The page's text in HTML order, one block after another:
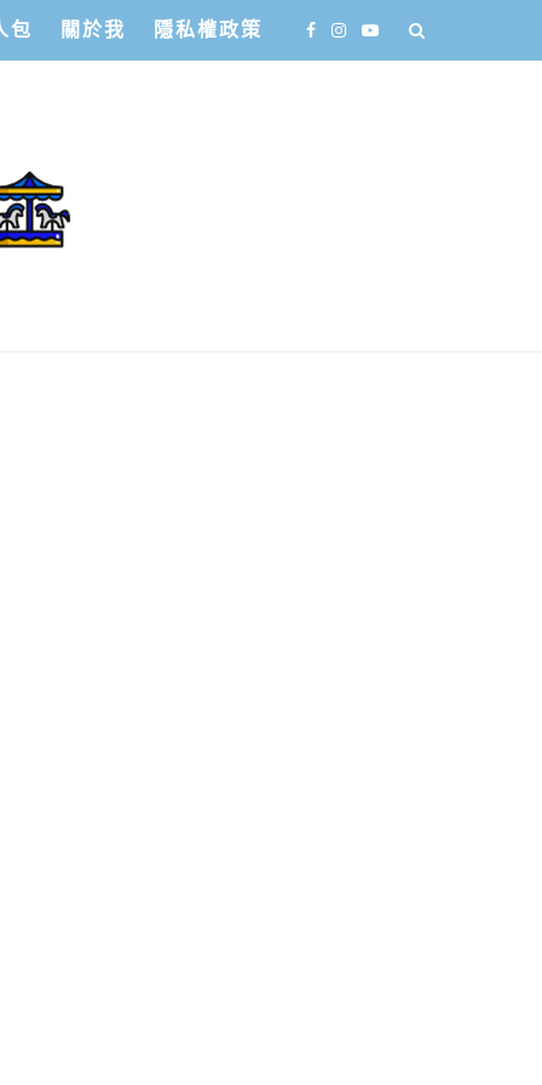
包 關於我 隱私權政策